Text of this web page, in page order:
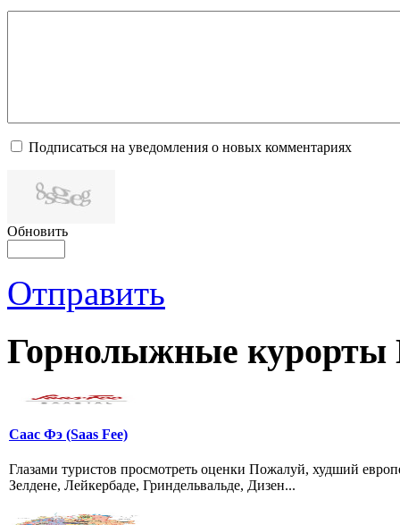
Подписаться на уведомления о новых комментариях
Обновить
Отправить
Горнолыжные
Саас Фэ (Saas Fee)
Глазами туристов просмотреть оценки Пожалуй, худший
Зелдене, Лейкербаде, Гриндельвальде, Дизен...